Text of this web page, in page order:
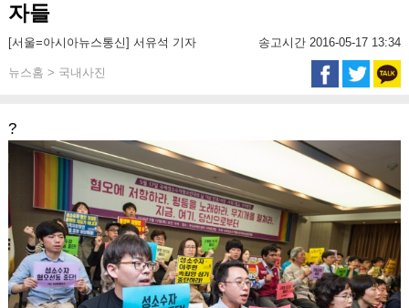
자들
[서울=아시아뉴스통신] 서유석 기자 송고시간 2016-05-17 13:34
뉴스홈 > 국내사진
?